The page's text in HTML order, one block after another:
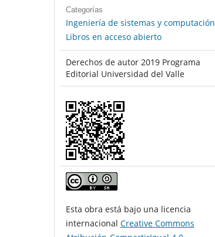
Categorías
Ingeniería de sistemas y computación
Libros en acceso abierto
Derechos de autor 2019 Programa
Editorial Universidad del Valle
Esta obra está bajo una licencia
internacional Creative Commons